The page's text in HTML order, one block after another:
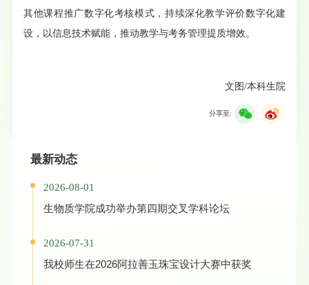
其他课程推广数字化考核模式，持续深化教学评价数字化建
设，以信息技术赋能，推动教学与考务管理提质增效。
文图/本科生院
分享至:
最新动态
2026-08-01
生物质学院成功举办第四期交叉学科论坛
2026-07-31
我校师生在2026阿拉善玉珠宝设计大赛中获奖